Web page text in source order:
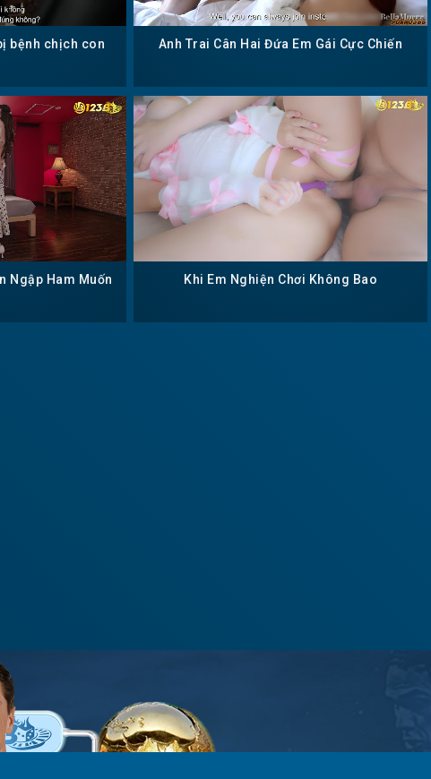
bệnh chịch con
Anh Trai Cân Hai Đứa Em Gái Cực Chiến
Ngập Ham Muốn Khi Em Nghiện Chơi Không Bao